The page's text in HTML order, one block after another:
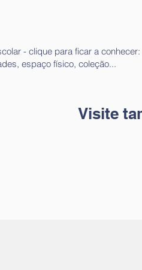
- clique para ficar a
espaço físico, coleção...
Visite